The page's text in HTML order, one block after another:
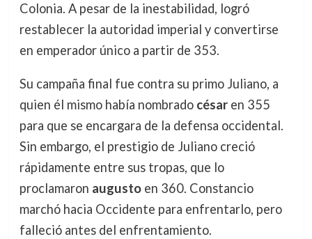
Colonia. A pesar de la inestabilidad, logró
restablecer la autoridad imperial y convertirse
en emperador único a partir de 353.
Su campaña final fue contra su primo Juliano, a
quien él mismo había nombrado césaren 355
para que se encargara de la defensa occidental.
Sin embargo, el prestigio de Juliano creció
rápidamente entre sus tropas, que lo
proclamaron augustoen 360. Constancio
marchó hacia Occidente para enfrentarlo, pero
falleció antes del enfrentamiento.